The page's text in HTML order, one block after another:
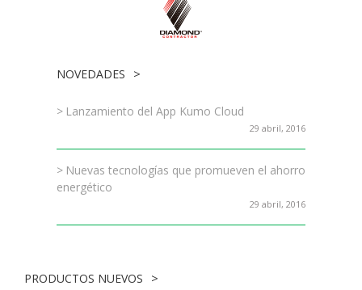
NOVEDADES
Lanzamiento del App Kumo Cloud
29 abril, 2016
Nuevas tecnologías que promueven el ahorro
energético
29 abril, 2016
PRODUCTOS NUEVOS